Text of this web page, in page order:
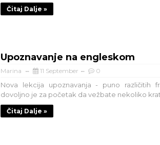
Čitaj Dalje »
Upoznavanje na engleskom
Marina 11 September 0
Nova lekcija upoznavanja - puno različitih
dovoljno je za početak da vežbate nekoliko
Čitaj Dalje »